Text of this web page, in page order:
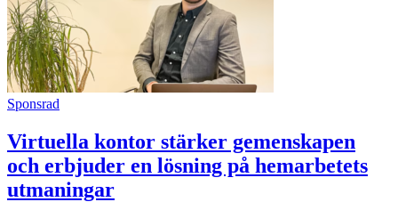
Sponsrad
Virtuella kontor stärker gemenskapen
och erbjuder en lösning på hemarbetets
utmaningar